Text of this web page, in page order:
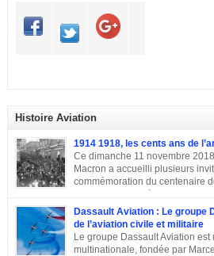
Histoire Aviation
1914 1918, les cents ans de
Ce dimanche 11 novembre
Macron a accueilli plusieurs
commémoration du centenaire
guerre mondiale à Paris.A
et dirigeants ont célébré la cérémonie des
Après une semaine mémorielle les
une commémoraison à l’Arc de triomphe et
Emmanuel Macron.
Dassault Aviation : Le groupe
de l’aviation civile et militaire
Le groupe Dassault Aviation est
multinationale, fondée par